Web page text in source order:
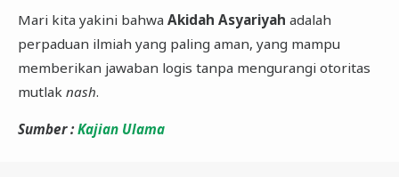
​Mari kita yakini bahwa Akidah Asyariyah adalah
perpaduan ilmiah yang paling aman, yang mampu
memberikan jawaban logis tanpa mengurangi otoritas
mutlak nash.
​Sumber : Kajian Ulama